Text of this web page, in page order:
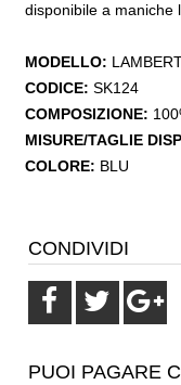
disponibile a maniche
MODELLO:
CODICE: SK124
COMPOSIZIONE:
MISURE/TAGLIE
COLORE: BLU
CONDIVIDI
PUOI PAGARE